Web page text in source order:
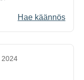
Hae käännös
2024